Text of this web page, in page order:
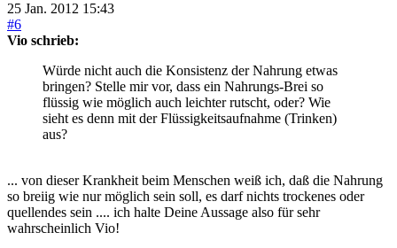
25 Jan. 2012 15:43
#6
Vio schrieb:
Würde nicht auch die Konsistenz der Nahrung etwas
bringen? Stelle mir vor, dass ein Nahrungs-Brei so
flüssig wie möglich auch leichter rutscht, oder? Wie
sieht es denn mit der Flüssigkeitsaufnahme (Trinken)
aus?
... von dieser Krankheit beim Menschen weiß ich, daß die Nahrung
so breiig wie nur möglich sein soll, es darf nichts trockenes oder
quellendes sein .... ich halte Deine Aussage also für sehr
wahrscheinlich Vio!